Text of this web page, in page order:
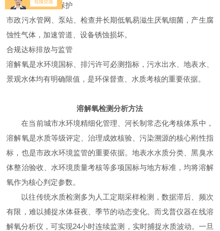
管网与设施防腐保护
市政污水管网、泵站、检查井长期低氧易滋生厌氧细菌，产生腐
蚀性气体，加速管道、设备锈蚀损坏。
合规达标排放与监管
溶解氧是水环境国标、排污许可必测指标，污水出水、地表水、
景观水体均有明确限值，是环保督查、水质考核的重要依据。
溶解氧检测分析方法
在当前城市水环境精细化管理、河长制常态化考核体系中，
溶解氧是水质等级评定、治理成效核验、污染溯源的核心刚性指
标，也是市政水环境监管的重要依据。地表水水质分类、黑臭水
体整治验收、水环境质量考核等多项国标与地方标准，均将溶解
氧作为核心判定参数。
以往传统水质检测多为人工定期采样检测，数据滞后、频次
有限，难以捕捉水体昼夜、季节的动态变化。而戈普仪器在线溶
解氧分析仪，可实现24小时连续监测，实时捕捉水质波动。一旦